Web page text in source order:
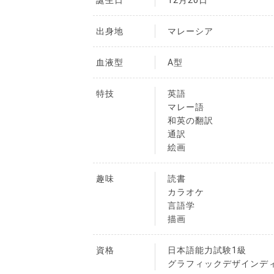
出身地 マレーシア
血液型 A型
特技
英語
マレー語
和英の翻訳
通訳
絵画
趣味
読書
カラオケ
言語学
描画
資格
日本語能力試験1級
グラフィックデザインデ